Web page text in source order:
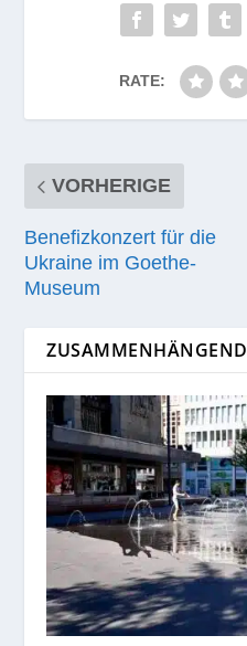
RATE:
VORHERIGE
Benefizkonzert für die
Ukraine im Goethe-
Museum